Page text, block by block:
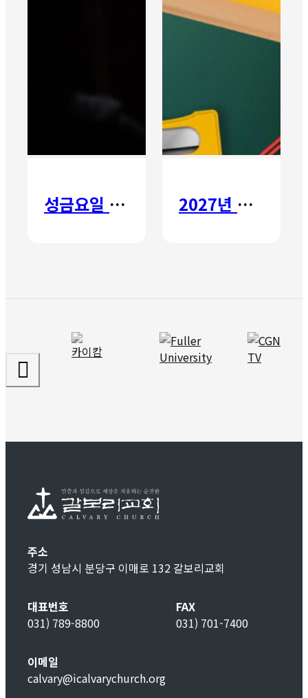
성금요일 칸타타 2027년 갈보리 어학원 유치부 신입생 모집
주소
경기 성남시 분당구 이매로 132 갈보리교회
대표번호
031) 789-8800
FAX
031) 701-7400
이메일
calvary@icalvarychurch.org